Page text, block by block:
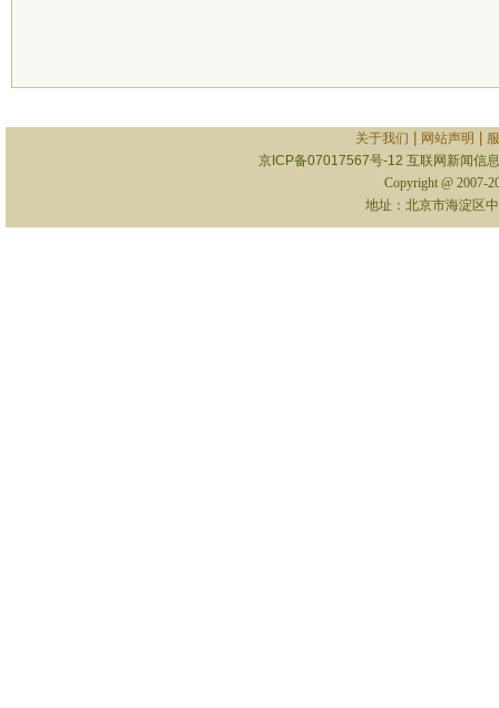
关于我们 网站声明
京ICP备07017567号-12 互联网新闻信
Copyright @ 2007-
地址：北京市海淀区